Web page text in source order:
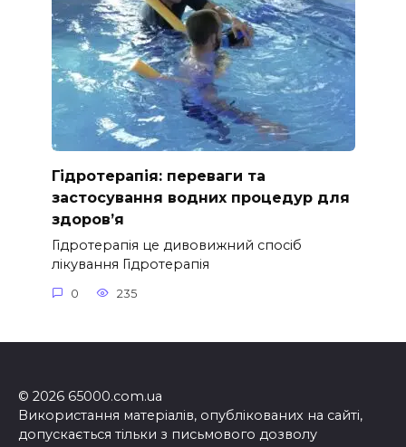
Гідротерапія: переваги та
застосування водних процедур для
здоров’я
Гідротерапія це дивовижний спосіб
лікування Гідротерапія
0 235
© 2026 65000.com.ua
Використання матеріалів, опублікованих на сайті,
допускається тільки з письмового дозволу